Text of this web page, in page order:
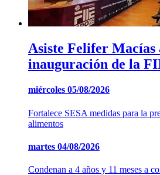
Asiste Felifer Macías
inauguración de la
miércoles 05/08/2026
Fortalece SESA medidas para la
alimentos
martes 04/08/2026
Condenan a 4 años y 11 meses a